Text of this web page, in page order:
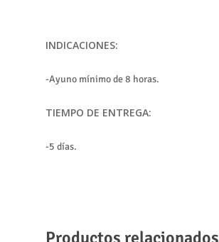
INDICACIONES:
-Ayuno mínimo de 8 horas.
TIEMPO DE ENTREGA:
-5 días.
Productos relacionados